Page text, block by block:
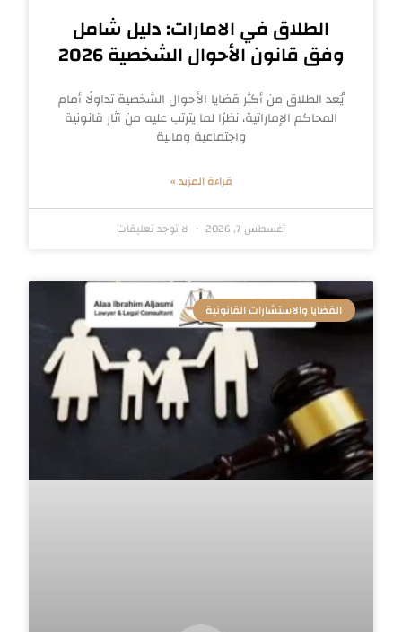
الطلاق في الامارات: دليل شامل
وفق قانون الأحوال الشخصية 2026
يُعد الطلاق من أكثر قضايا الأحوال الشخصية تداولًا أمام
المحاكم الإماراتية، نظرًا لما يترتب عليه من آثار قانونية
واجتماعية ومالية
قراءة المزيد »
أغسطس 7, 2026 لا توجد تعليقات
القضايا والاستشارات القانونية